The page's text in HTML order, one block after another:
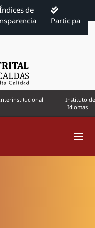
Índices de
Participa
Instituto de
Idiomas